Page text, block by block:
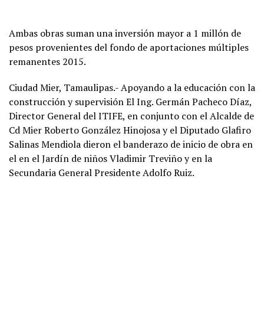
Ambas obras suman una inversión mayor a 1 millón de
pesos provenientes del fondo de aportaciones múltiples
remanentes 2015.
Ciudad Mier, Tamaulipas.- Apoyando a la educación con la
construcción y supervisión El Ing. Germán Pacheco Díaz,
Director General del ITIFE, en conjunto con el Alcalde de
Cd Mier Roberto González Hinojosa y el Diputado Glafiro
Salinas Mendiola dieron el banderazo de inicio de obra en
el en el Jardín de niños Vladimir Treviño y en la
Secundaria General Presidente Adolfo Ruiz.